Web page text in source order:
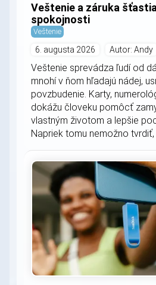
Veštenie a záruka
spokojnosti
Veštenie
6. augusta 2026 Autor: Andy
Veštenie sprevádza ľudí od
mnohí v ňom hľadajú nádej,
povzbudenie. Karty,
dokážu človeku pomôcť
vlastným životom a lepšie
Napriek tomu nemožno tvrdiť,